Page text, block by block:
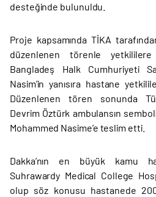
desteğinde bulunuldu.
Proje kapsamında TİKA
düzenlenen törenle
Bangladeş Halk Cumhuriyeti
Nasim’in yanısıra hastane
Düzenlenen tören sonunda
Devrim Öztürk ambulansın
Mohammed Nasime’e teslim etti.
Dakka’nın en büyük kamu
Suhrawardy Medical College
olup söz konusu hastanede